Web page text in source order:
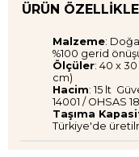
ÜRÜN
Malzeme:
%100 gerid
Ölçüler: 40 x
cm)
Hacim: 15 lt
14001 / OHSAS
Taşıma
Türkiye'de